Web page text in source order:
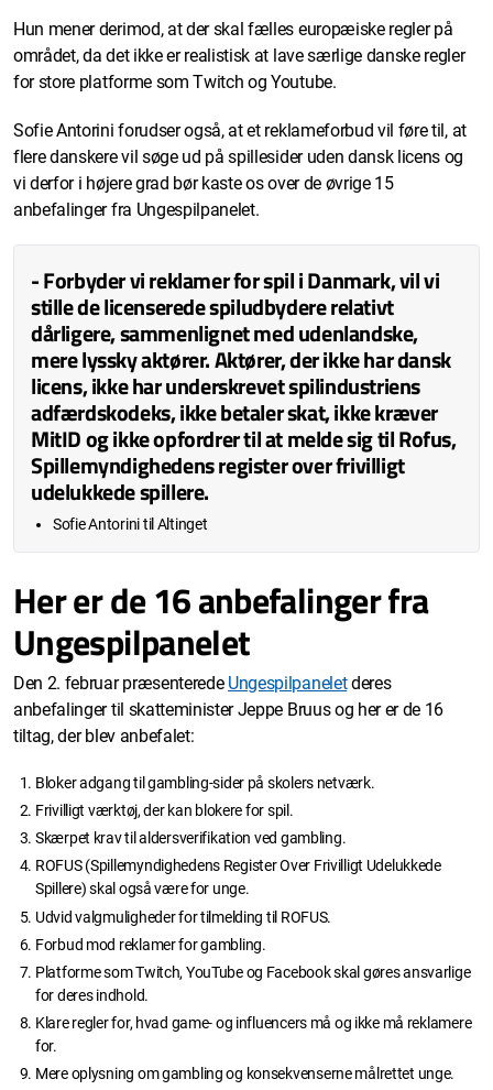
Hun mener derimod, at der skal fælles europæiske regler på
området, da det ikke er realistisk at lave særlige danske regler
for store platforme som Twitch og Youtube.
Sofie Antorini forudser også, at et reklameforbud vil føre til, at
flere danskere vil søge ud på spillesider uden dansk licens og
vi derfor i højere grad bør kaste os over de øvrige 15
anbefalinger fra Ungespilpanelet.
- Forbyder vi reklamer for spil i Danmark, vil vi
stille de licenserede spiludbydere relativt
dårligere, sammenlignet med udenlandske,
mere lyssky aktører. Aktører, der ikke har dansk
licens, ikke har underskrevet spilindustriens
adfærdskodeks, ikke betaler skat, ikke kræver
MitID og ikke opfordrer til at melde sig til Rofus,
Spillemyndighedens register over frivilligt
udelukkede spillere.
Sofie Antorini til Altinget
Her er de 16 anbefalinger fra
Ungespilpanelet
Den 2. februar præsenterede Ungespilpaneletderes
anbefalinger til skatteminister Jeppe Bruus og her er de 16
tiltag, der blev anbefalet:
Bloker adgang til gambling-sider på skolers netværk.
Frivilligt værktøj, der kan blokere for spil.
Skærpet krav til aldersverifikation ved gambling.
ROFUS (Spillemyndighedens Register Over Frivilligt Udelukkede
Spillere) skal også være for unge.
Udvid valgmuligheder for tilmelding til ROFUS.
Forbud mod reklamer for gambling.
Platforme som Twitch, YouTube og Facebook skal gøres ansvarlige
for deres indhold.
Klare regler for, hvad game- og influencers må og ikke må reklamere
for.
Mere oplysning om gambling og konsekvenserne målrettet unge.